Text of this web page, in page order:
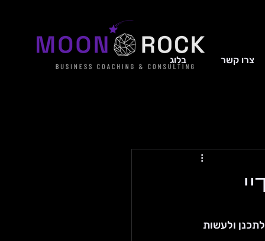
צרו קשר בלוג
ולעשות